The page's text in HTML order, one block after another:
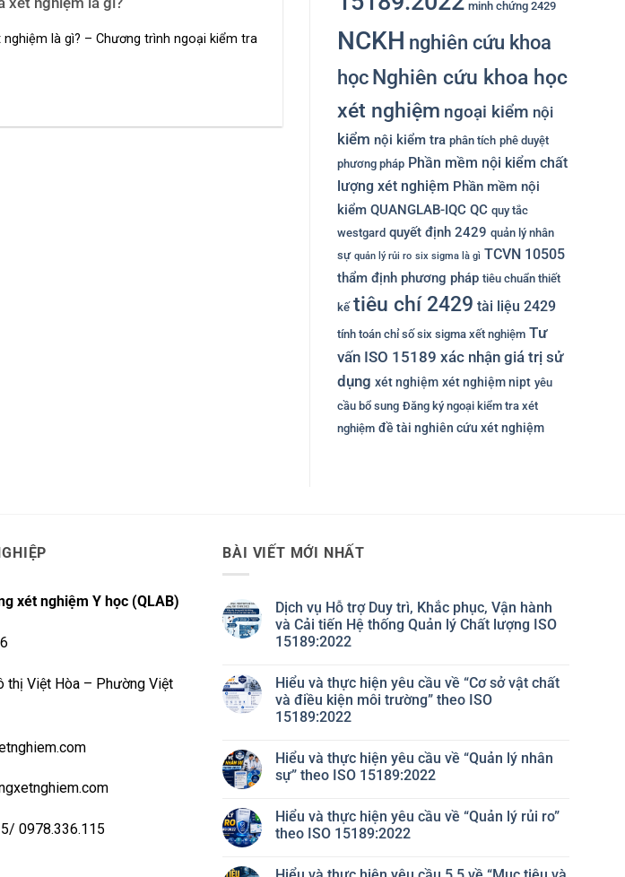
là gì? – Chương trình ngoại kiểm tra
minh chứng 2429
NCKH nghiên cứu khoa
học Nghiên cứu khoa học
xét nghiệm ngoại kiểm nội
kiểm nội kiểm tra phân tích phê duyệt
phương pháp Phần mềm nội kiểm chất
lượng xét nghiệm Phần mềm nội
kiểm QUANGLAB-IQC QC quy tắc
westgard quyết định 2429 quản lý nhân
sự quản lý rủi ro six sigma là gì TCVN 10505
thẩm định phương pháp tiêu chuẩn thiết
kế tiêu chí 2429 tài liệu 2429
tính toán chỉ số six sigma xết nghiệm Tư
vấn ISO 15189 xác nhận giá trị sử
dụng xét nghiệm xét nghiệm nipt yêu
cầu bổ sung Đăng ký ngoại kiểm tra xét
nghiệm đề tài nghiên cứu xét nghiệm
xét nghiệm Y học (QLAB)
thị Việt Hòa – Phường Việt
0978.336.115
BÀI VIẾT MỚI NHẤT
Dịch vụ Hỗ trợ Duy trì, Khắc phục, Vận hành
và Cải tiến Hệ thống Quản lý Chất lượng ISO
15189:2022
bình
luận
ở
Dịch
trợ
Duy
trì,
Vận
hành
và
Hệ
Hiểu và thực hiện yêu cầu về “Cơ sở vật chất
và điều kiện môi trường” theo ISO
15189:2022
bình
luận
ở
thực
hiện
yêu
Hiểu và thực hiện yêu cầu về “Quản lý nhân
sự” theo ISO 15189:2022
bình
luận
ở
Hiểu và thực hiện yêu cầu về “Quản lý rủi ro”
theo ISO 15189:2022